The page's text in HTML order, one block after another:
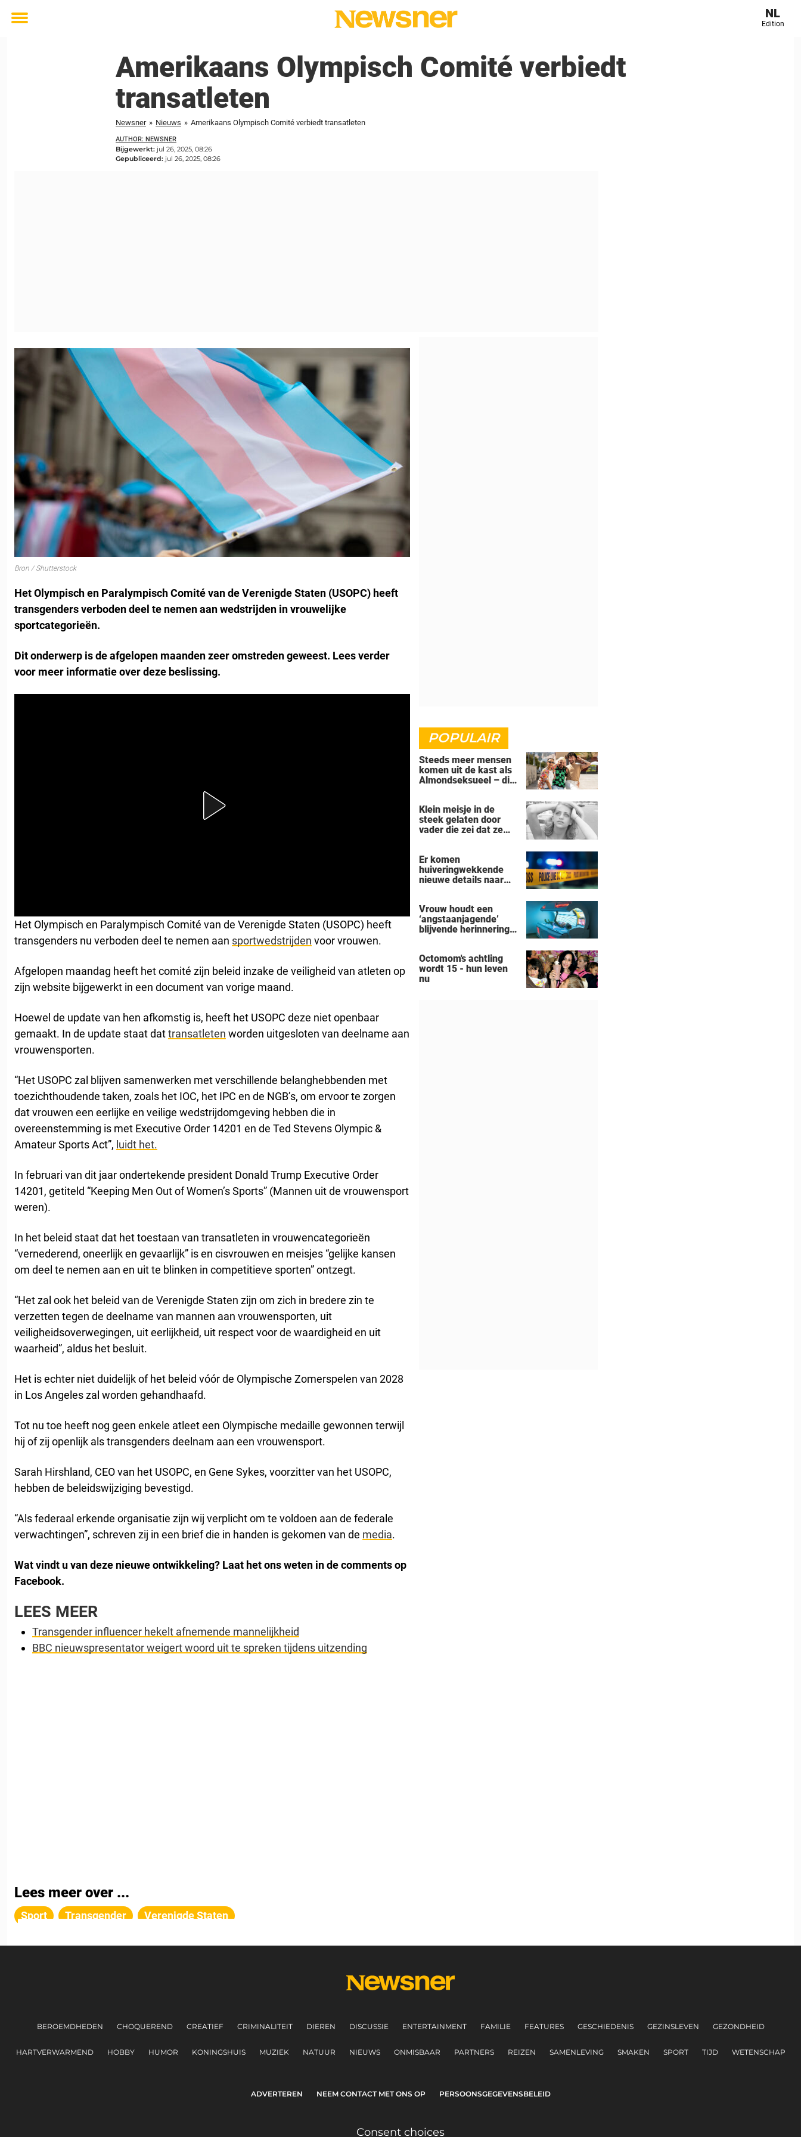
Toggle
NL
Edition
Amerikaans Olympisch Comité verbiedt
transatleten
Newsner » Nieuws » Amerikaans Olympisch Comité verbiedt transatleten
AUTHOR: NEWSNER
Bijgewerkt: jul 26, 2025, 08:26
Gepubliceerd: jul 26, 2025, 08:26
Bron / Shutterstock
Het Olympisch en Paralympisch Comité van de Verenigde Staten (USOPC) heeft
transgenders verboden deel te nemen aan wedstrijden in vrouwelijke
sportcategorieën.
Dit onderwerp is de afgelopen maanden zeer omstreden geweest. Lees verder
voor meer informatie over deze beslissing.
Het Olympisch en Paralympisch Comité van de Verenigde Staten (USOPC) heeft
transgenders nu verboden deel te nemen aan sportwedstrijden voor vrouwen.
Afgelopen maandag heeft het comité zijn beleid inzake de veiligheid van atleten op
zijn website bijgewerkt in een document van vorige maand.
Hoewel de update van hen afkomstig is, heeft het USOPC deze niet openbaar
gemaakt. In de update staat dattransatleten worden uitgesloten van deelname aan
vrouwensporten.
“Het USOPC zal blijven samenwerken met verschillende belanghebbenden met
toezichthoudende taken, zoals het IOC, het IPC en de NGB’s, om ervoor te zorgen
dat vrouwen een eerlijke en veilige wedstrijdomgeving hebben die in
overeenstemming is met Executive Order 14201 en de Ted Stevens Olympic &
Amateur Sports Act”, luidt het.
In februari van dit jaar ondertekende president Donald Trump Executive Order
14201, getiteld “Keeping Men Out of Women’s Sports” (Mannen uit de vrouwensport
weren).
In het beleid staat dat het toestaan van transatleten in vrouwencategorieën
“vernederend, oneerlijk en gevaarlijk” is en cisvrouwen en meisjes “gelijke kansen
om deel te nemen aan en uit te blinken in competitieve sporten” ontzegt.
“Het zal ook het beleid van de Verenigde Staten zijn om zich in bredere zin te
verzetten tegen de deelname van mannen aan vrouwensporten, uit
veiligheidsoverwegingen, uit eerlijkheid, uit respect voor de waardigheid en uit
waarheid”, aldus het besluit.
Het is echter niet duidelijk of het beleid vóór de Olympische Zomerspelen van 2028
in Los Angeles zal worden gehandhaafd.
Tot nu toe heeft nog geen enkele atleet een Olympische medaille gewonnen terwijl
hij of zij openlijk als transgenders deelnam aan een vrouwensport.
Sarah Hirshland, CEO van het USOPC, en Gene Sykes, voorzitter van het USOPC,
hebben de beleidswijziging bevestigd.
“Als federaal erkende organisatie zijn wij verplicht om te voldoen aan de federale
verwachtingen”, schreven zij in een brief die in handen is gekomen van de media.
Wat vindt u van deze nieuwe ontwikkeling? Laat het ons weten in de comments op
Facebook.
LEES MEER
Transgender influencer hekelt afnemende mannelijkheid
BBC nieuwspresentator weigert woord uit te spreken tijdens uitzending
POPULAIR
Steeds meer mensen
komen uit de kast als
Almondseksueel – dit
Klein meisje in de
steek gelaten door
vader die zei dat ze
actrice
Er komen
huiveringwekkende
nieuwe details naar
zelfmoord door een
man uit Michigan op
een gezin van zeven
Vrouw houdt een
‘angstaanjagende’
blijvende herinnering
zonnebank
Octomom's achtling
wordt 15 - hun leven
nu
Lees meer over ...
Sport Transgender Verenigde Staten
BEROEMDHEDEN CHOQUEREND CREATIEF CRIMINALITEIT DIEREN DISCUSSIE ENTERTAINMENT FAMILIE FEATURES GESCHIEDENIS GEZINSLEVEN GEZONDHEID
HARTVERWARMEND HOBBY HUMOR KONINGSHUIS MUZIEK NATUUR NIEUWS ONMISBAAR PARTNERS REIZEN SAMENLEVING SMAKEN SPORT TIJD WETENSCHAP
ADVERTEREN NEEM CONTACT MET ONS OP PERSOONSGEGEVENSBELEID
Consent choices